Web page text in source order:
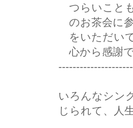
つらいこと
のお茶会に
をいただい
心から感謝で
いろんなシン
じられて、人